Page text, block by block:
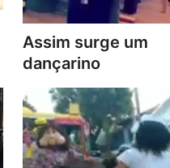
Assim surge um
dançarino